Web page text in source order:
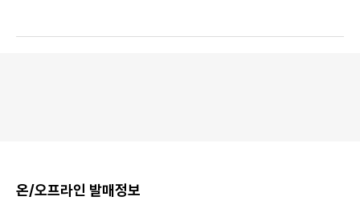
온/오프라인 발매정보